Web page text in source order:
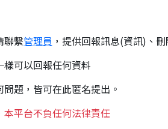
聯繫管理員 ，提供回報訊息(資訊)、
可以回報任何資料
題，皆可在此匿名提出。
平台不負任何法律責任